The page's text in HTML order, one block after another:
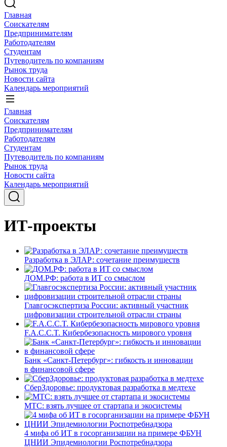
Главная
Соискателям
Предпринимателям
Работодателям
Студентам
Путеводитель по компаниям
Рынок труда
Новости сайта
Календарь мероприятий
Главная
Соискателям
Предпринимателям
Работодателям
Студентам
Путеводитель по компаниям
Рынок труда
Новости сайта
Календарь мероприятий
ИТ-проекты
Разработка в ЭЛАР: сочетание преимуществ
ДОМ.РФ: работа в ИТ со смыслом
Главгосэкспертиза России: активный участник
цифровизации строительной отрасли страны
F.A.C.C.T. Кибербезопасность мирового уровня
Банк «Санкт-Петербург»: гибкость и инновации
в финансовой сфере
СберЗдоровье: продуктовая разработка в медтехе
МТС: взять лучшее от стартапа и экосистемы
4 мифа об ИТ в госорганизации на примере ФБУН
ЦНИИ Эпидемиологии Роспотребнадзора